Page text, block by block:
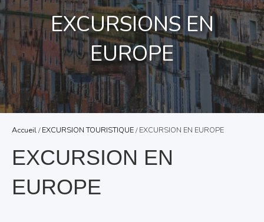
EXCURSIONS EN
EUROPE
Accueil/EXCURSION TOURISTIQUE/ EXCURSION EN EUROPE
EXCURSION EN
EUROPE